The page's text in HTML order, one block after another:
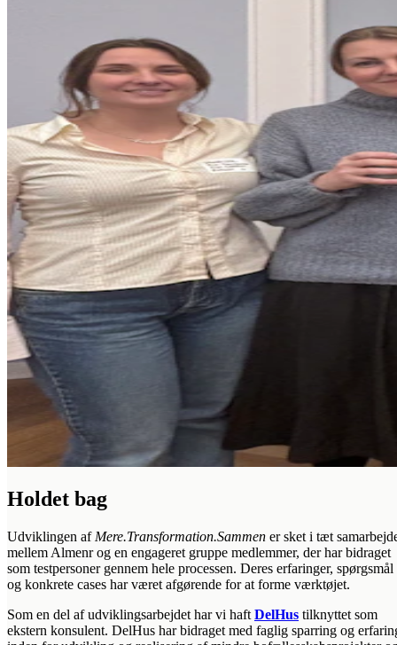
Holdet bag
Udviklingen af Mere.Transformation.Sammen er sket i tæt
mellem Almenr og en engageret gruppe medlemmer, der har bidraget
som testpersoner gennem hele processen. Deres erfaringer, spørgsmål
og konkrete cases har været afgørende for at forme værktøjet.
Som en del af udviklingsarbejdet har vi haft DelHus tilknyttet som
ekstern konsulent. DelHus har bidraget med faglig sparring og